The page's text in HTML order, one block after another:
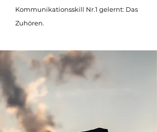
Kommunikationsskill Nr.1 gelernt: Das
Zuhören.